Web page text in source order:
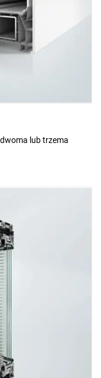
lub trzema